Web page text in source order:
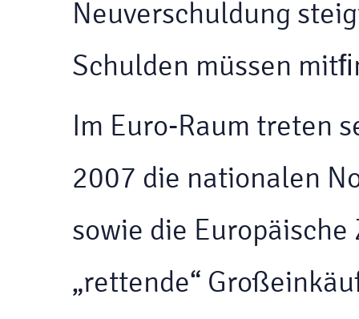
Neuverschuldung
Schulden müssen
Im Euro-Raum treten
2007 die nationalen
sowie die
„rettende“